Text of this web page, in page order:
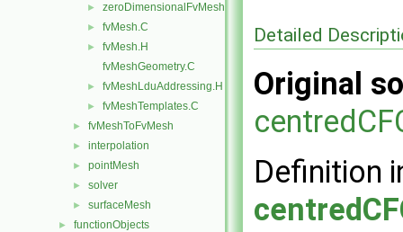
► zeroDimensionalFvMesh
► fvMesh.C
►
fvMesh.H
fvMeshGeometry.C
► fvMeshLduAddressing.H
► fvMeshTemplates.C
► fvMeshToFvMesh
► interpolation
► pointMesh
► solver
► surfaceMesh
► functionObjects
Detailed
Original
Definition